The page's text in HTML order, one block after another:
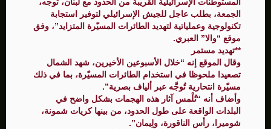
الجمعة، بطلب عاجل للجيش الإسرائيلي لتوفير استجابة
تكنولوجية وعملياتية لتهديد الطائرات المسيّرة المتزايد”، وفق
موقع “والا” العبري.
**تهديد مستمر
وقال الموقع إنه “خلال الأسبوعين الأخيرين، شهد الشمال
تصعيدا ملحوظا في استخدام الطائرات المسيّرة، بما في ذلك
مسيّرة انتحارية تُوجَّه عبر ألياف بصرية”.
وأضاف أنه “تُلْمس آثار هذه الهجمات بشكل واضح في
البلدات الواقعة على طول الحدود، من بينها كريات شمونة،
شوميرا، رأس الناقورة، ولِيمان”.